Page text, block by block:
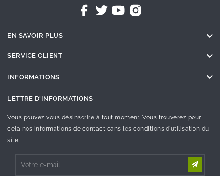
EN SAVOIR PLUS 
SERVICE CLIENT 
INFORMATIONS 
LETTRE D'INFORMATIONS
Vous pouvez vous désinscrire à tout moment. Vous trouverez pour
cela nos informations de contact dans les conditions d'utilisation du
site.